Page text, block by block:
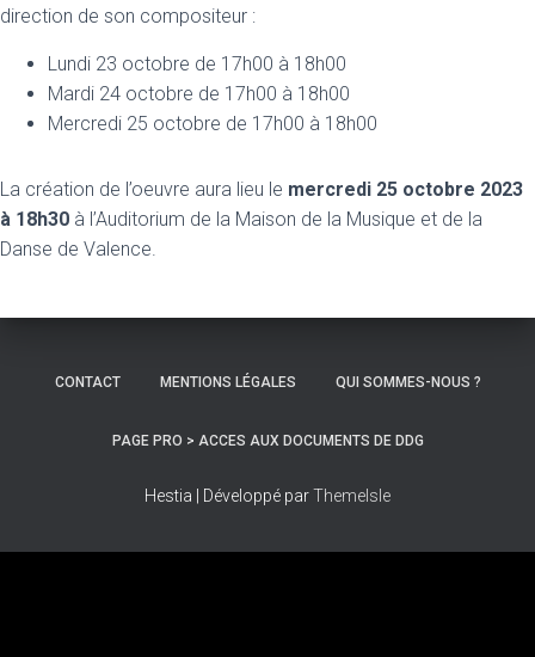
direction de son compositeur :
Lundi 23 octobre de 17h00 à 18h00
Mardi 24 octobre de 17h00 à 18h00
Mercredi 25 octobre de 17h00 à 18h00
La création de l’oeuvre aura lieu le mercredi 25 octobre 2023
à 18h30 à l’Auditorium de la Maison de la Musique et de la
Danse de Valence.
CONTACT MENTIONS LÉGALES QUI SOMMES-NOUS ?
PAGE PRO > ACCES AUX DOCUMENTS DE DDG
Hestia | Développé parThemeIsle